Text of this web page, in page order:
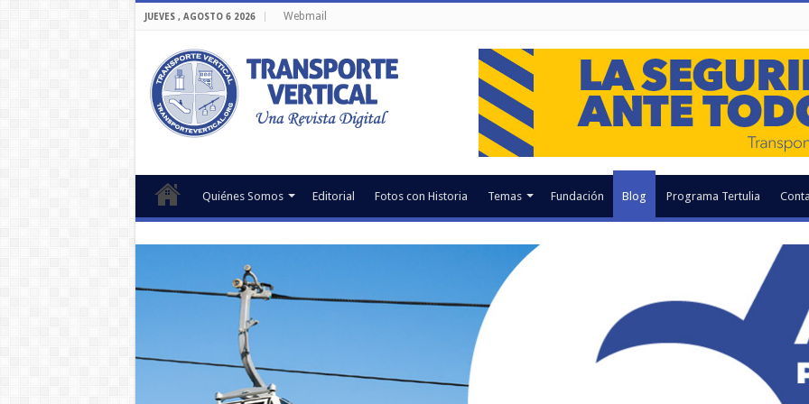
JUEVES , AGOSTO 6 2026 Webmail
Quiénes Somos Editorial Fotos con Historia Temas Fundación Blog Programa Tertulia